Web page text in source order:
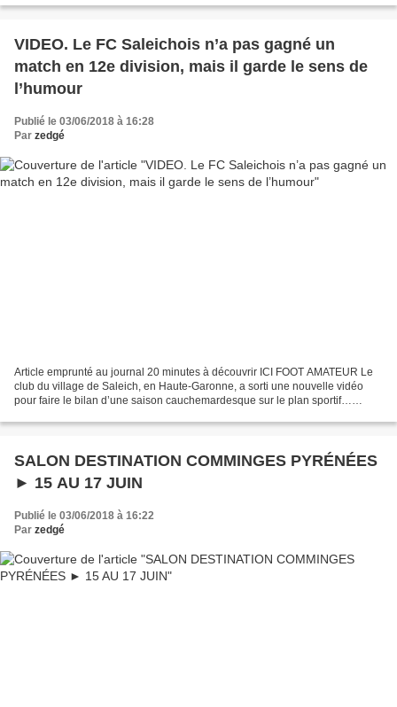
VIDEO. Le FC Saleichois n’a pas gagné un
match en 12e division, mais il garde le sens de
l’humour
Publié le 03/06/2018 à 16:28
Par zedgé
Article emprunté au journal 20 minutes à découvrir ICI FOOT AMATEUR Le
club du village de Saleich, en Haute-Garonne, a sorti une nouvelle vidéo
pour faire le bilan d’une saison cauchemardesque sur le plan sportif…
SALON DESTINATION COMMINGES PYRÉNÉES
► 15 AU 17 JUIN
Publié le 03/06/2018 à 16:22
Par zedgé